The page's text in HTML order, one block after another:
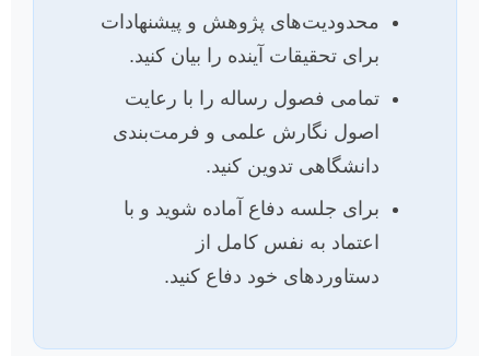
محدودیت‌های پژوهش و پیشنهادات
برای تحقیقات آینده را بیان کنید.
تمامی فصول رساله را با رعایت
اصول نگارش علمی و فرمت‌بندی
دانشگاهی تدوین کنید.
برای جلسه دفاع آماده شوید و با
اعتماد به نفس کامل از
دستاوردهای خود دفاع کنید.